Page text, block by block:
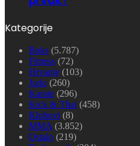
Kategorije
Boks (5.787)
Fitness (72)
Hrvanje (103)
Judo (260)
Karate (296)
Kick & Thai (458)
Klubovi (8)
MMA (3.852)
Ostalo (219)